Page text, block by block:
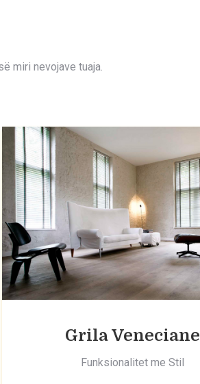
miri nevojave tuaja.
Grila Veneciane
Funksionalitet me Stil